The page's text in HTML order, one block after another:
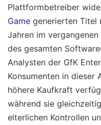
Plattformbetreiber
Game generierten Titel
Jahren im
des gesamten
Analysten der GfK
Konsumenten in dieser
höhere Kaufkraft
während sie
elterlichen Kontrollen